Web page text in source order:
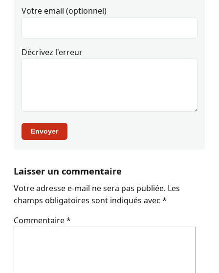
Votre email (optionnel)
Décrivez l'erreur
Envoyer
Laisser un commentaire
Votre adresse e-mail ne sera pas publiée. Les
champs obligatoires sont indiqués avec *
Commentaire*